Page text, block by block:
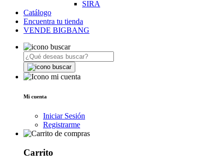
SIRA
Catálogo
Encuentra tu tienda
VENDE BIGBANG
Mi cuenta
Iniciar Sesión
Registrarme
Carrito